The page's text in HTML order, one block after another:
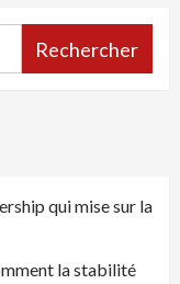
Rechercher
qui mise sur la
la stabilité